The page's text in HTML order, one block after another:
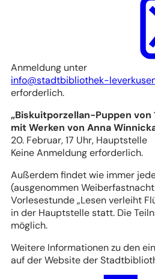
Anmeldung unter
info
stadtbibliothek-
erforderlich.
„Biskuitporzellan-Puppen von
mit Werken von Anna
20. Februar, 17 Uhr, Hauptstelle
Keine Anmeldung erforderlich.
Außerdem findet wie immer
(ausgenommen
Vorlesestunde „Lesen verleiht
in der Hauptstelle statt. Die
möglich.
Weitere Informationen zu den
auf der Website der